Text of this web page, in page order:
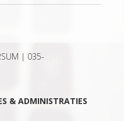
| 035-
& ADMINISTRATIES